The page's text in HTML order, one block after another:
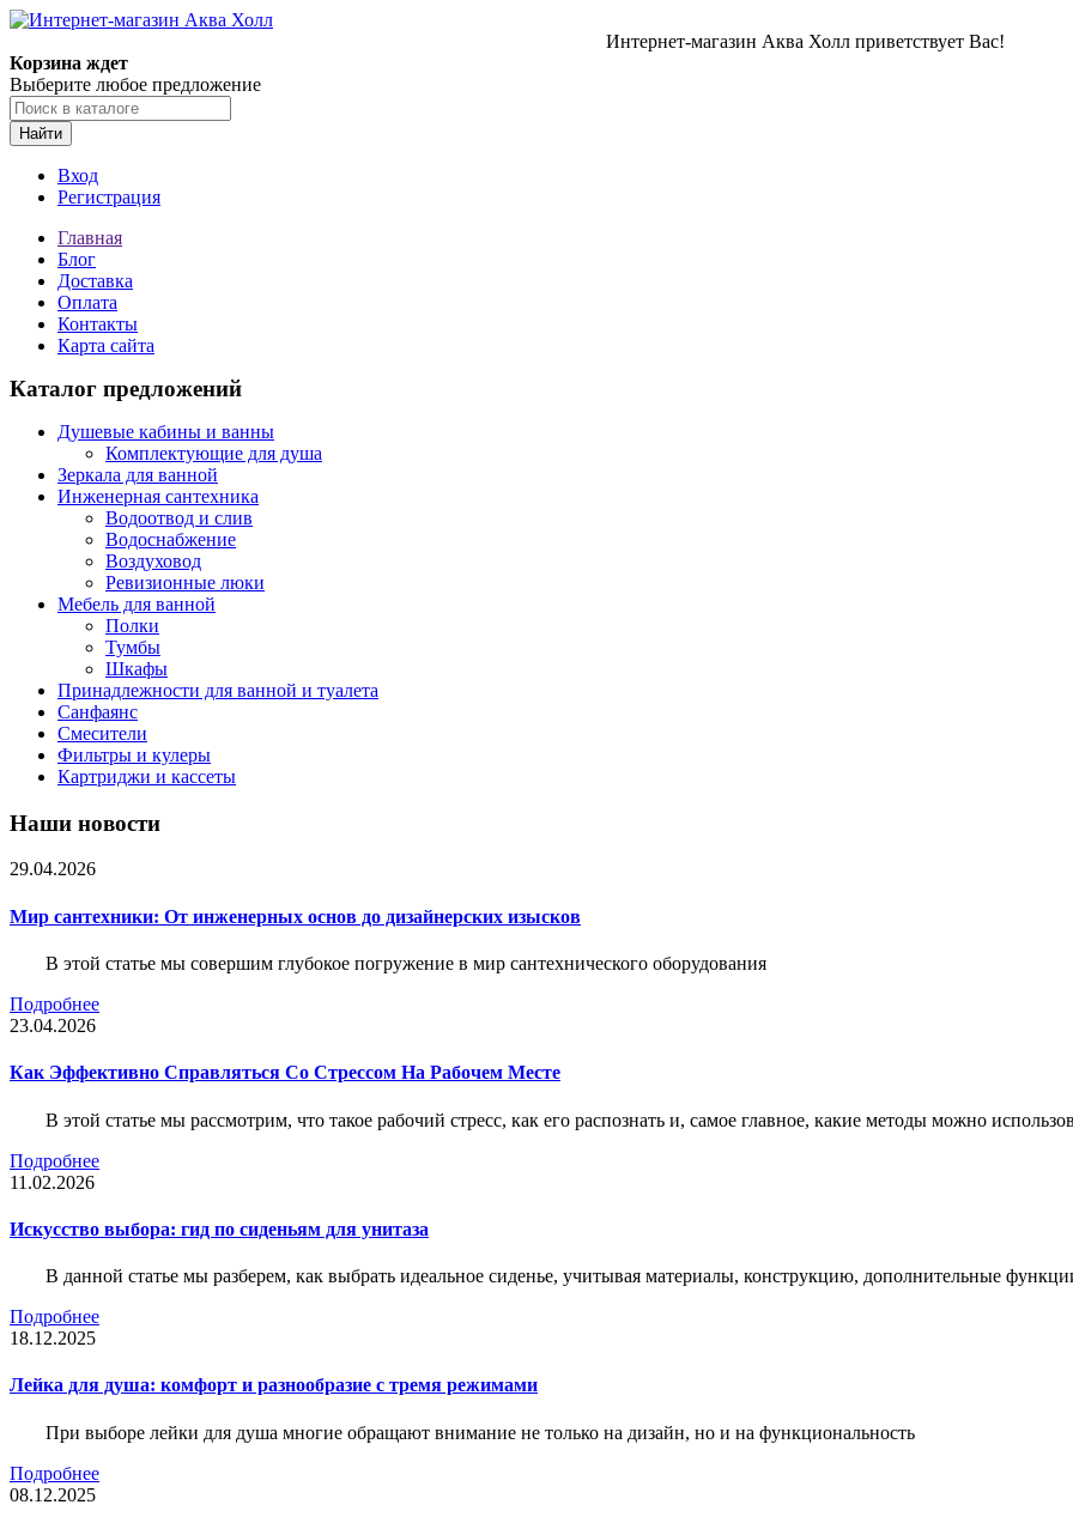
Интернет-магазин Аква Холл приветствует Вас!
Корзина ждет
Выберите любое предложение
Найти
Вход
Регистрация
Главная
Блог
Доставка
Оплата
Контакты
Карта сайта
Каталог предложений
Душевые кабины и ванны
Комплектующие для душа
Зеркала для ванной
Инженерная сантехника
Водоотвод и слив
Водоснабжение
Воздуховод
Ревизионные люки
Мебель для ванной
Полки
Тумбы
Шкафы
Принадлежности для ванной и туалета
Санфаянс
Смесители
Фильтры и кулеры
Картриджи и кассеты
Наши новости
29.04.2026
Мир сантехники: От инженерных основ до дизайнерских изысков
В этой статье мы совершим глубокое погружение в мир сантехнического оборудования
Подробнее
23.04.2026
Как Эффективно Справляться Со Стрессом На Рабочем Месте
В этой статье мы рассмотрим, что такое рабочий стресс, как его распознать и, самое главное, какие методы можно
Подробнее
11.02.2026
Искусство выбора: гид по сиденьям для унитаза
В данной статье мы разберем, как выбрать идеальное сиденье, учитывая материалы, конструкцию, дополнительные
Подробнее
18.12.2025
Лейка для душа: комфорт и разнообразие с тремя режимами
При выборе лейки для душа многие обращают внимание не только на дизайн, но и на функциональность
Подробнее
08.12.2025